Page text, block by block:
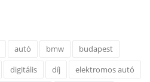
autó bmw
budapest
digitális díj elektromos autó